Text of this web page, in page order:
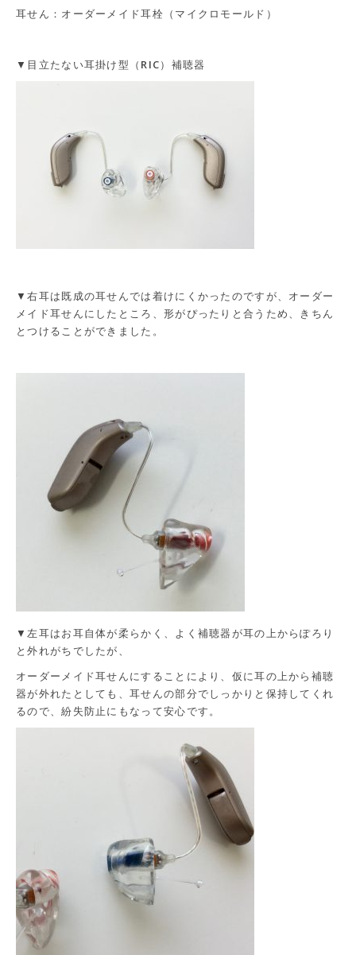
耳せん：オーダーメイド耳栓（マイクロモールド）
▼目立たない耳掛け型（RIC）補聴器
▼右耳は既成の耳せんでは着けにくかったのですが、オーダー
メイド耳せんにしたところ、形がぴったりと合うため、きちん
とつけることができました。
▼左耳はお耳自体が柔らかく、よく補聴器が耳の上からぽろり
と外れがちでしたが、
オーダーメイド耳せんにすることにより、仮に耳の上から補聴
器が外れたとしても、耳せんの部分でしっかりと保持してくれ
るので、紛失防止にもなって安心です。